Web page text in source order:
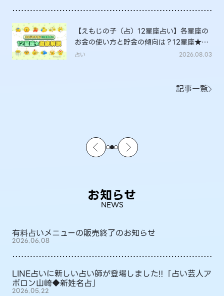
【えもじの子（占）12星座占い】各星座の
お金の使い方と貯金の傾向は？12星座★徹
底解説
占い 2026.08.03
記事一覧
お知らせ
NEWS
有料占いメニューの販売終了のお知らせ
2026.06.08
LINE占いに新しい占い師が登場しました!!「占い芸人ア
ポロン山崎◆新姓名占」
2026.05.22